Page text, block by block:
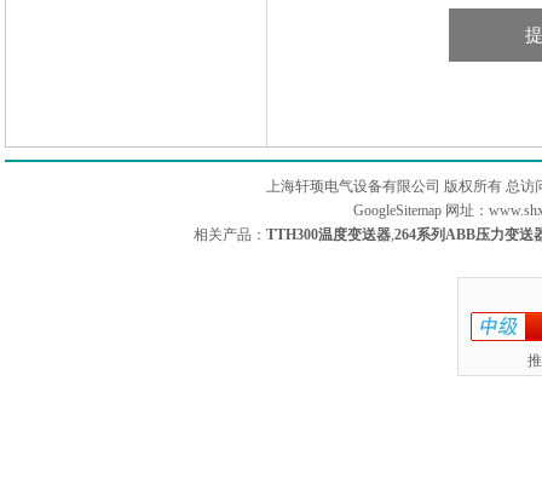
上海轩顼电气设备有限公司 版权所有 总访
GoogleSitemap网址：
相关产品： TTH300温度变送器,264系列ABB压力变送